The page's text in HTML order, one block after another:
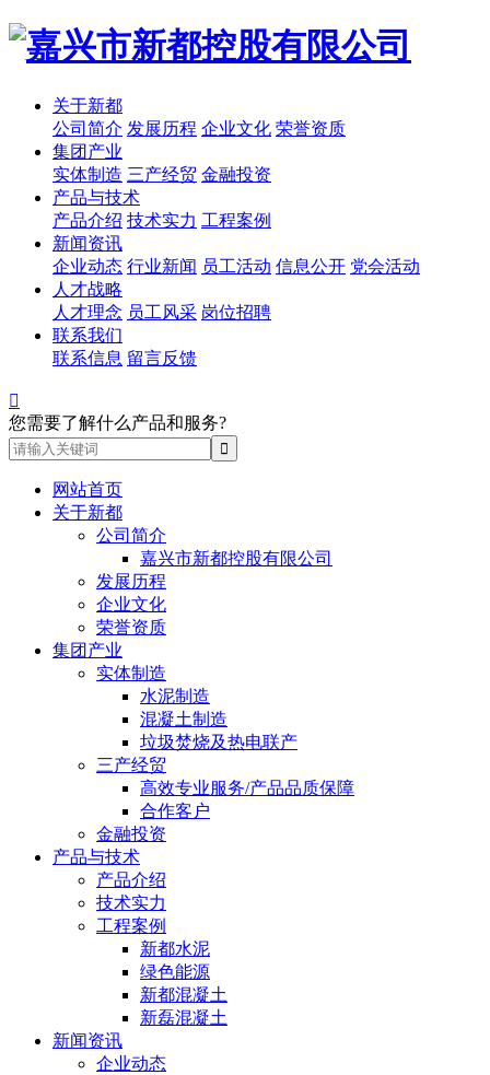
关于新都
公司简介 发展历程 企业文化 荣誉资质
集团产业
实体制造 三产经贸 金融投资
产品与技术
产品介绍 技术实力 工程案例
新闻资讯
企业动态 行业新闻 员工活动 信息公开 党会活动
人才战略
人才理念 员工风采 岗位招聘
联系我们
联系信息 留言反馈

您需要了解什么产品和服务?
网站首页
关于新都
公司简介
嘉兴市新都控股有限公司
发展历程
企业文化
荣誉资质
集团产业
实体制造
水泥制造
混凝土制造
垃圾焚烧及热电联产
三产经贸
高效专业服务/产品品质保障
合作客户
金融投资
产品与技术
产品介绍
技术实力
工程案例
新都水泥
绿色能源
新都混凝土
新磊混凝土
新闻资讯
企业动态